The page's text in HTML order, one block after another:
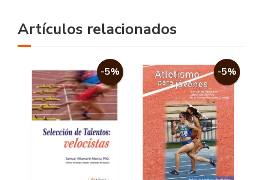
Artículos relacionados
-5% -5%